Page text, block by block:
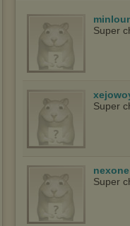
Super
Super
Super